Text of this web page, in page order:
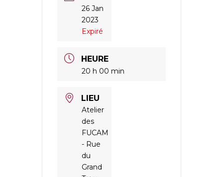
26 Jan
2023
Expiré
HEURE
20 h 00 min
LIEU
Atelier
des
FUCAM
- Rue
du
Grand